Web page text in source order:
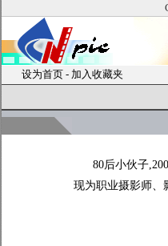
设为首页 - 加入收藏夹
80后小伙子
现为职业摄影师、